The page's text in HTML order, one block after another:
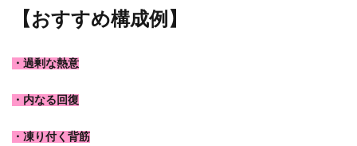
【おすすめ構成例】
・過剰な熱意
・内なる回復
・凍り付く背筋